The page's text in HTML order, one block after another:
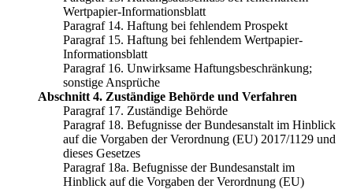
Wertpapier-Informationsblatt
Paragraf 14. Haftung bei fehlendem Prospekt
Paragraf 15. Haftung bei fehlendem Wertpapier-
Informationsblatt
Paragraf 16. Unwirksame Haftungsbeschränkung;
sonstige Ansprüche
Abschnitt 4. Zuständige Behörde und Verfahren
Paragraf 17. Zuständige Behörde
Paragraf 18. Befugnisse der Bundesanstalt im Hinblick
auf die Vorgaben der Verordnung (EU) 2017/1129 und
dieses Gesetzes
Paragraf 18a. Befugnisse der Bundesanstalt im
Hinblick auf die Vorgaben der Verordnung (EU)